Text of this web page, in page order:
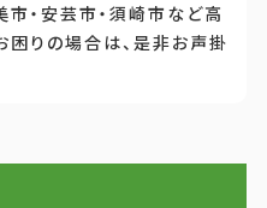
市・安芸市・須崎市など高
りの場合は、是非お声掛